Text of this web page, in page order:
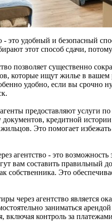
- это удобный и безопасный
этот способ сдачи,
позволяет существенно
которые ищут жилье в
удобно, если вы срочно
предоставляют услуги
кредитной
Это помогает
агентство - это
вам составить правильный
Это
через агентство является
заниматься
контроль за